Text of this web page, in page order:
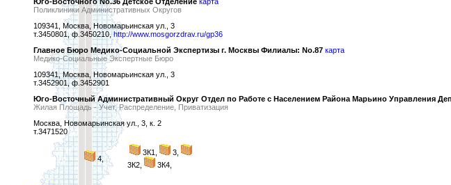
Поликлиники Административных Округов
109341, Москва, Новомарьинская ул., 3
т.3450801, ф.3450210,http://www.mosgorzdrav.ru/gp36
Главное Бюро Медико-Социальной Экспертизы г. Москвы Филиалы: No.87 карта
Медико-Социальные Экспертные Бюро
109341, Москва, Новомарьинская ул., 3
т.3452901, ф.3452901
Юго-Восточный Административный Округ Отдел по Работе с Населением Района Марьино Управления
Жилая Площадь - Учет, Распределение, Приватизация
Москва, Новомарьинская ул., 3, к. 2
т.3471520
4,
3К1,
3,
3К2,
3К4,